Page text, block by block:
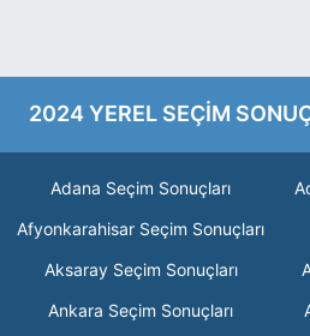
2024 YEREL SEÇİM
Adana Seçim Sonuçları
Afyonkarahisar Seçim Sonuçları
Aksaray Seçim Sonuçları
Ankara Seçim Sonuçları